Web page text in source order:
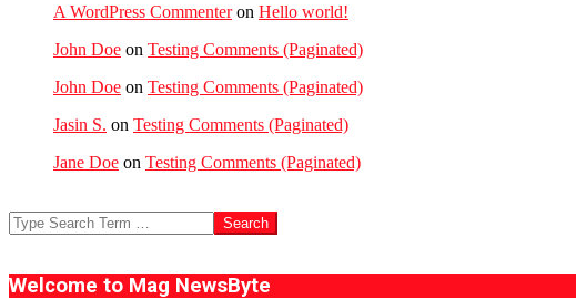
A WordPress Commenteron Hello world!
John Doe on Testing Comments (Paginated)
John Doe on Testing Comments (Paginated)
Jasin S. on Testing Comments (Paginated)
Jane Doe on Testing Comments (Paginated)
Search
Welcome to Mag NewsByte